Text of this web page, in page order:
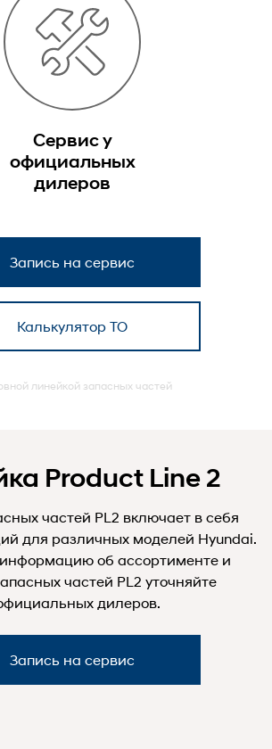
Сервис у
официальных
дилеров
Запись на сервис
Калькулятор ТО
линейкой запасных частей
Product Line 2
частей PL2 включает в себя
для различных моделей Hyundai.
об ассортименте и
частей PL2 уточняйте
дилеров.
Запись на сервис